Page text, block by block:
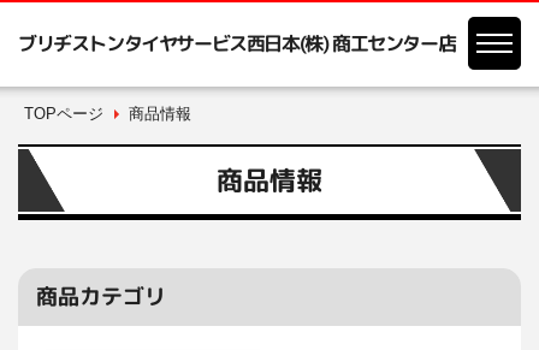
ブリヂストンタイヤサービス西日本(株) 商工センター店
TOPページ 商品情報
商品情報
商品カテゴリ